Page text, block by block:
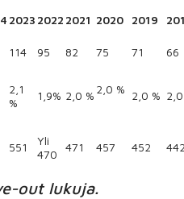
2023 2022 2021 2020 2019
114 95 82 75 71 66
2,1
%
1,9% 2,0 % 2,0 % 2,0 %
551
Yli
470
471 457 452
out lukuja.